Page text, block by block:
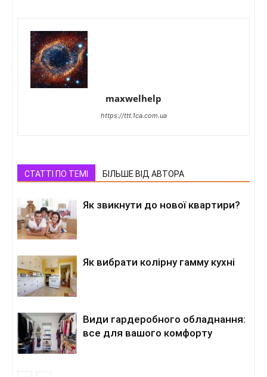
maxwelhelp
https://ttt.1ca.com.ua
СТАТТІ ПО ТЕМІ БІЛЬШЕ ВІД АВТОРА
Як звикнути до нової квартири?
Як вибрати колірну гамму кухні
Види гардеробного обладнання:
все для вашого комфорту